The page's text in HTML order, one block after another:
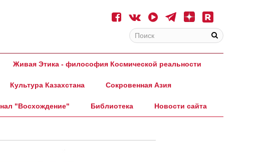
Живая Этика - философия Космической реальности
Культура Казахстана Сокровенная Азия
"Восхождение" Библиотека Новости сайта